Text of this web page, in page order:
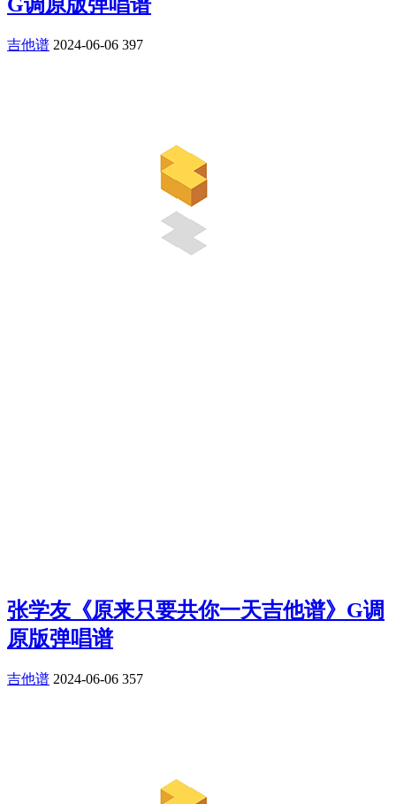
G调原版弹唱谱
吉他谱 2024-06-06 397
张学友《原来只要共你一天吉他谱》G调
原版弹唱谱
吉他谱 2024-06-06 357